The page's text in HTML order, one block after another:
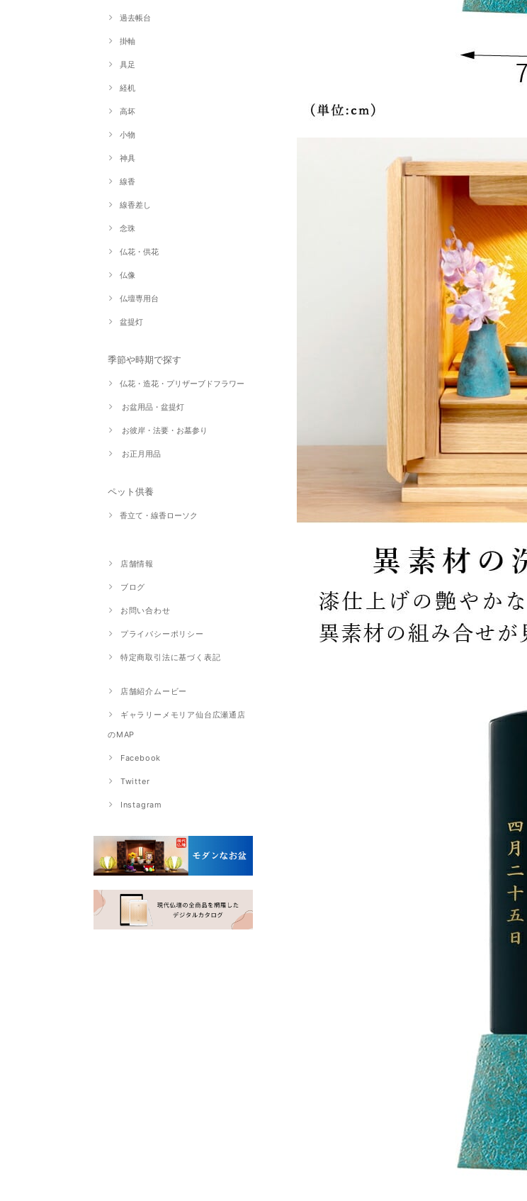
過去帳台
掛軸
具足
経机
高坏
小物
神具
線香
線香差し
念珠
仏花・供花
仏像
仏壇専用台
盆提灯
季節や時期で探す
仏花・造花・プリザーブドフラワー
お盆用品・盆提灯
お彼岸・法要・お墓参り
お正月用品
ペット供養
香立て・線香ローソク
店舗情報
ブログ
お問い合わせ
プライバシーポリシー
特定商取引法に基づく表記
店舗紹介ムービー
ギャラリーメモリア仙台広瀬通店
のMAP
Facebook
Twitter
Instagram